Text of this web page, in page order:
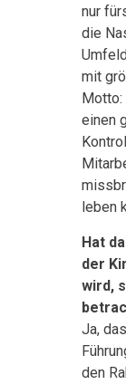
nur
die
mit
Motto:
einen
leben
Hat
der
wird,
Ja,
den